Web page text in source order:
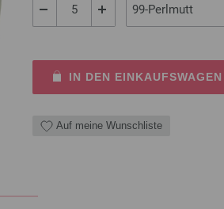
IN DEN
Auf meine Wunschliste